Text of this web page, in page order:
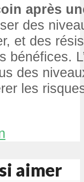
après
des
et des
bénéfices.
des
les
aimer